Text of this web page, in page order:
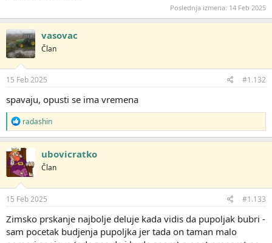
Poslednja izmena: 14 Feb 2025
vasovac
Član
15 Feb 2025 #1.132
spavaju, opusti se ima vremena
R
e
a
g
o
v
a
n
j
:
radashin
ubovicratko
Član
15 Feb 2025 #1.133
Zimsko prskanje najbolje deluje kada vidis da pupoljak bubri -
sam pocetak budjenja pupoljka jer tada on taman malo